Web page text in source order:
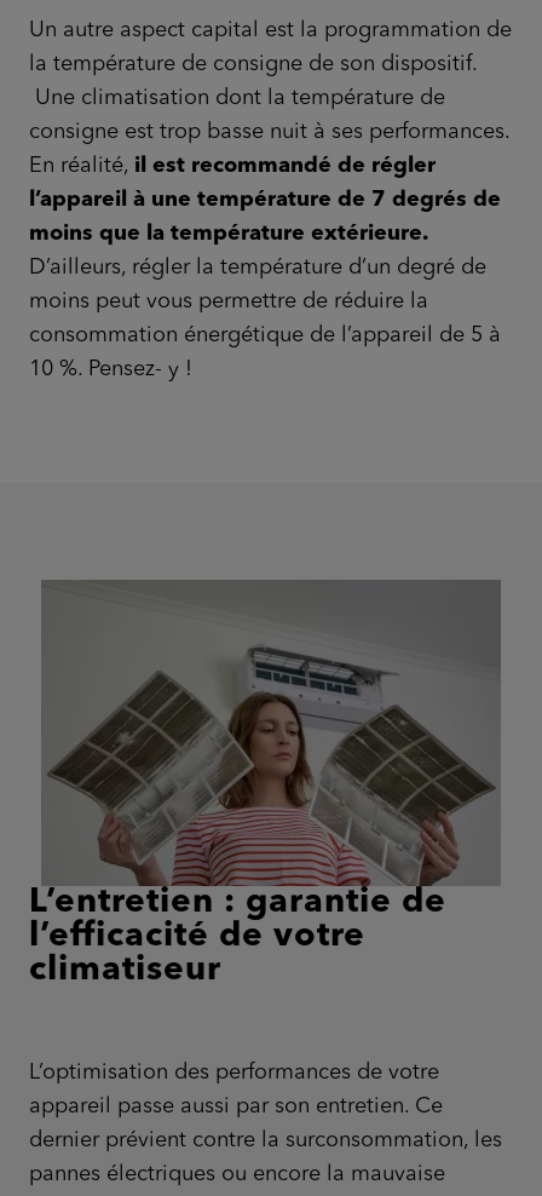
Un autre aspect capital est la programmation de
la température de consigne de son dispositif.
Une climatisation dont la température de
consigne est trop basse nuit à ses performances.
En réalité, il est recommandé de régler
l’appareil à une température de 7 degrés de
moins que la température extérieure.
D’ailleurs, régler la température d’un degré de
moins peut vous permettre de réduire la
consommation énergétique de l’appareil de 5 à
10 %. Pensez- y !
L’entretien : garantie de
l’efficacité de votre
climatiseur
L’optimisation des performances de votre
appareil passe aussi par son entretien. Ce
dernier prévient contre la surconsommation, les
pannes électriques ou encore la mauvaise